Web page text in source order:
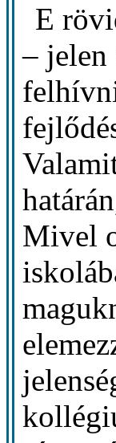
E
– jelen
Mivel